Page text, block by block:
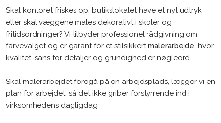
​Skal kontoret friskes op, butikslokalet have et nyt udtryk
eller skal væggene males dekorativt i skoler og
fritidsordninger? Vi tilbyder professionel rådgivning om
farvevalget og er garant for et stilsikkertmalerarbejde, hvor
kvalitet, sans for detaljer og grundighed er nøgleord.
Skal malerarbejdet foregå på en arbejdsplads, lægger vi en
plan for arbejdet, så det ikke griber forstyrrende ind i
virksomhedens dagligdag